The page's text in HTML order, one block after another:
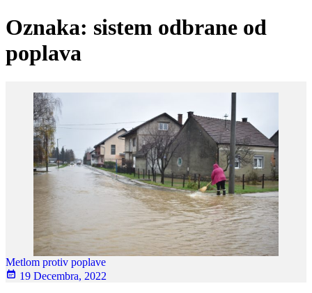
Oznaka: sistem odbrane od
poplava
Metlom protiv poplave
19 Decembra, 2022